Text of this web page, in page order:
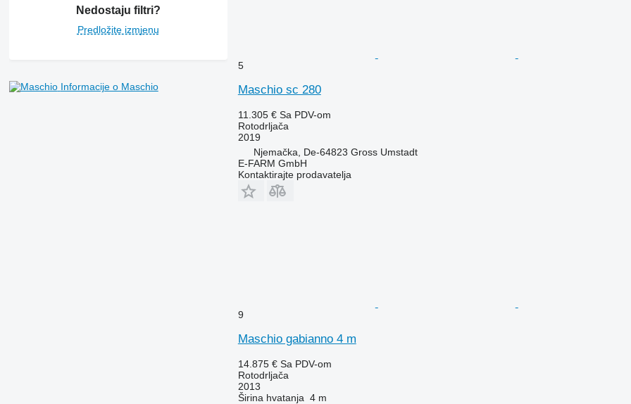
Nedostaju filtri?
Predložite izmjenu
Informacije o Maschio
5
Maschio sc 280
11.305 € Sa PDV-om
Rotodrljača
2019
Njemačka, De-64823 Gross Umstadt
E-FARM GmbH
Kontaktirajte prodavatelja
9
Maschio gabianno 4 m
14.875 € Sa PDV-om
Rotodrljača
2013
Širina hvatanja 4 m